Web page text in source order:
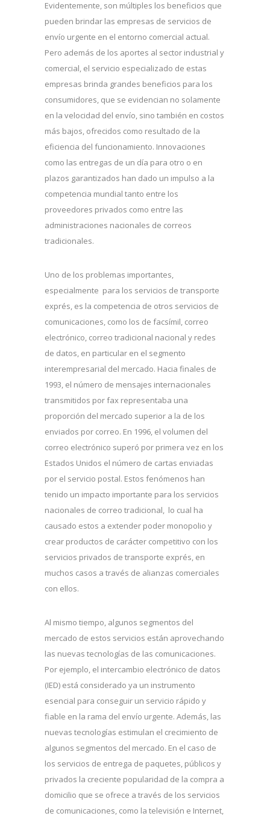
Evidentemente, son múltiples los beneficios que
pueden brindar las empresas de servicios de
envío urgente en el entorno comercial actual.
Pero además de los aportes al sector industrial y
comercial, el servicio especializado de estas
empresas brinda grandes beneficios para los
consumidores, que se evidencian no solamente
en la velocidad del envío, sino también en costos
más bajos, ofrecidos como resultado de la
eficiencia del funcionamiento. Innovaciones
como las entregas de un día para otro o en
plazos garantizados han dado un impulso a la
competencia mundial tanto entre los
proveedores privados como entre las
administraciones nacionales de correos
tradicionales.
Uno de los problemas importantes,
especialmente para los servicios de transporte
exprés, es la competencia de otros servicios de
comunicaciones, como los de facsímil, correo
electrónico, correo tradicional nacional y redes
de datos, en particular en el segmento
interempresarial del mercado. Hacia finales de
1993, el número de mensajes internacionales
transmitidos por fax representaba una
proporción del mercado superior a la de los
enviados por correo. En 1996, el volumen del
correo electrónico superó por primera vez en los
Estados Unidos el número de cartas enviadas
por el servicio postal. Estos fenómenos han
tenido un impacto importante para los servicios
nacionales de correo tradicional, lo cual ha
causado estos a extender poder monopolio y
crear productos de carácter competitivo con los
servicios privados de transporte exprés, en
muchos casos a través de alianzas comerciales
con ellos.
Al mismo tiempo, algunos segmentos del
mercado de estos servicios están aprovechando
las nuevas tecnologías de las comunicaciones.
Por ejemplo, el intercambio electrónico de datos
(IED) está considerado ya un instrumento
esencial para conseguir un servicio rápido y
fiable en la rama del envío urgente. Además, las
nuevas tecnologías estimulan el crecimiento de
algunos segmentos del mercado. En el caso de
los servicios de entrega de paquetes, públicos y
privados la creciente popularidad de la compra a
domicilio que se ofrece a través de los servicios
de comunicaciones, como la televisión e Internet,